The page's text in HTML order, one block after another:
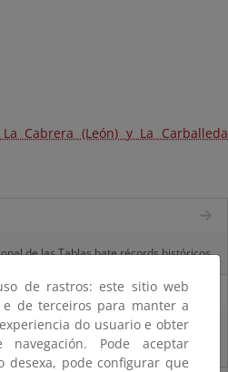
Cabrera (León) y La Carballeda
de las Tablas bate récords históricos
la acción conjunta para proteger
de rastros: este sitio web
de terceiros para manter a
do usuario e obter
navegación. Pode aceptar
desexa, pode configurar que